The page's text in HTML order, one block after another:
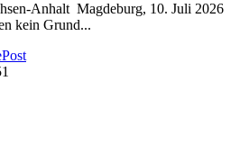
Anhalt Magdeburg, 10. Juli 2026
kein Grund...